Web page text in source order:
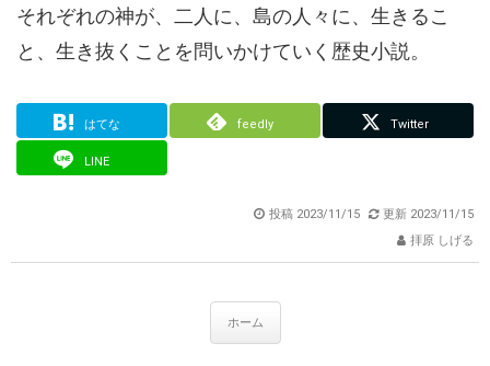
それぞれの神が、二人に、島の人々に、生きるこ
と、生き抜くことを問いかけていく歴史小説。
はてな feedly Twitter
LINE
投稿 2023/11/15 更新 2023/11/15
拝原 しげる
ホーム